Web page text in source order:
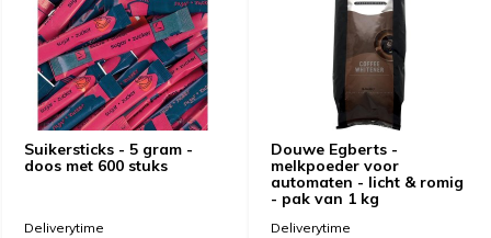
Suikersticks - 5 gram -
doos met 600 stuks
Deliverytime
Douwe Egberts -
melkpoeder voor
automaten - licht & romig
- pak van 1 kg
Deliverytime